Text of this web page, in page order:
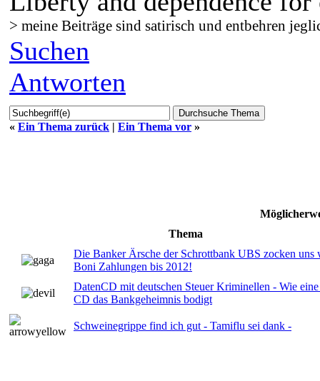
> meine Beiträge sind satirisch und entbehren
Suchen
Antworten
« Ein Thema zurück | Ein Thema vor »
Thema
Die Banker Ärsche der Schrottbank UBS zocken uns
Boni Zahlungen bis 2012!
DatenCD mit deutschen Steuer Kriminellen - Wie
CD das Bankgeheimnis bodigt
Schweinegrippe find ich gut - Tamiflu sei dank -